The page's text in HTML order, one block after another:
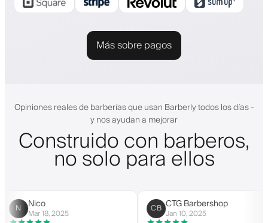
Más sobre pagos
Opiniones reales de barberías que usan Barberly todos los días -
y nos ayudan a mejorar
Construido con barberos,
no solo para ellos
Nico
Mar 18, 2025
CTG Barbershop
Jan 10, 2025